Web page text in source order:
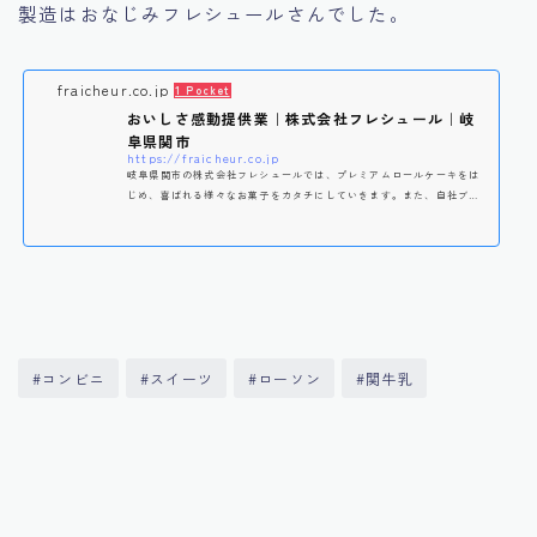
製造はおなじみフレシュールさんでした。
fraicheur.co.jp 1 Pocket
おいしさ感動提供業｜株式会社フレシュール｜岐
阜県関市
https://fraicheur.co.jp
岐阜県関市の株式会社フレシュールでは、プレミアムロールケーキをは
じめ、喜ばれる様々なお菓子をカタチにしていきます。また、自社ブラ
#コンビニ #スイーツ #ローソン #関牛乳